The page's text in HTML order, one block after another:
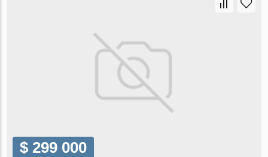
$ 299 000